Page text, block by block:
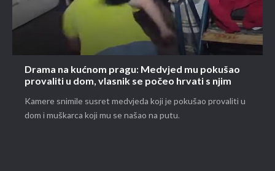
Drama na kućnom pragu: Medvjed mu pokušao
provaliti u dom, vlasnik se počeo hrvati s njim
Kamere snimile susret medvjeda koji je pokušao provaliti u
dom i muškarca koji mu se našao na putu.